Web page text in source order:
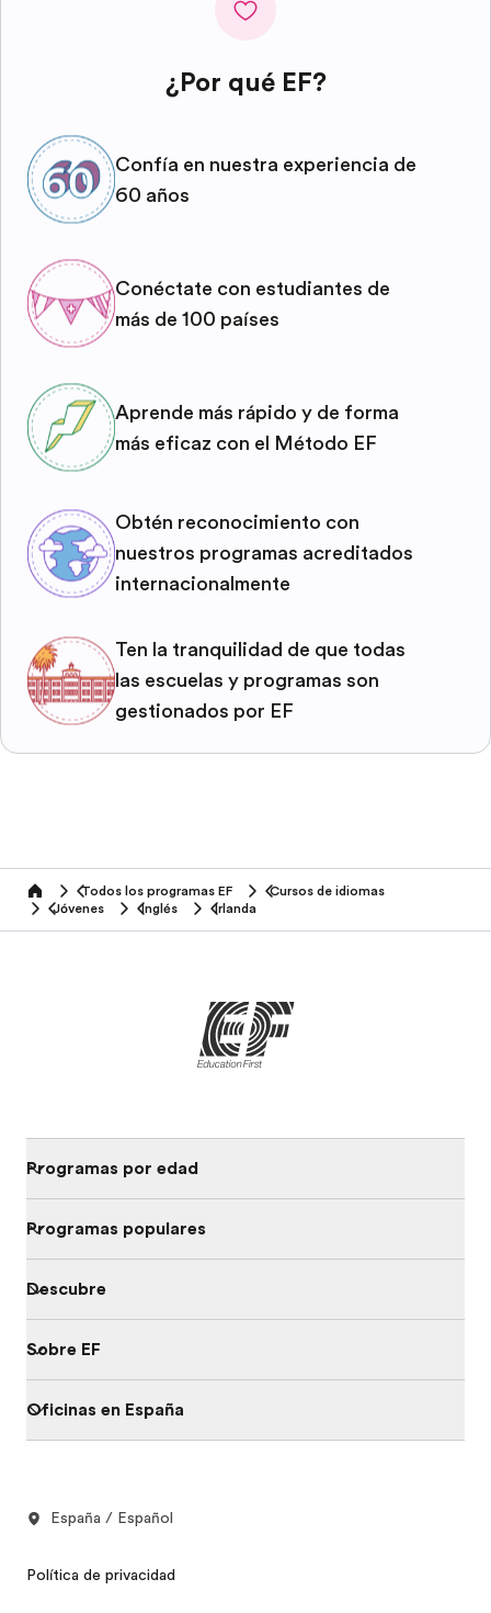
¿Por qué EF?
Confía en nuestra experiencia de
60 años
Conéctate con estudiantes de
más de 100 países
Aprende más rápido y de forma
más eficaz con el Método EF
Obtén reconocimiento con
nuestros programas acreditados
internacionalmente
Ten la tranquilidad de que todas
las escuelas y programas son
gestionados por EF
home Todos los programas EF
Cursos de idiomas
Jóvenes
Inglés Irlanda
Programas por edad
Programas populares
Descubre
Sobre EF
Oficinas en España
España / Español
Política de privacidad